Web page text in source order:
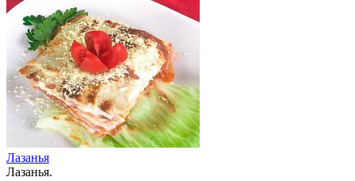
Лазанья
Лазанья.